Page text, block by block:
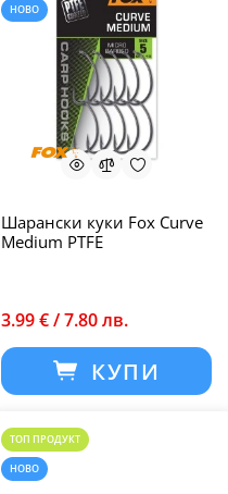
НОВО
Шарански куки Fox Curve
Medium PTFE
3.99 € / 7.80 лв.
КУПИ
ТОП ПРОДУКТ
НОВО